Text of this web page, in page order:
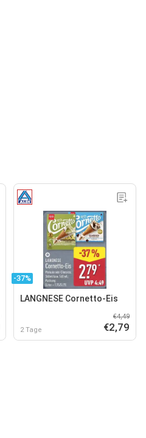
-37%
LANGNESE Cornetto-Eis
2 Tage
€4,49
€2,79